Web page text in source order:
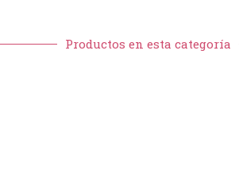
Productos en esta categoría